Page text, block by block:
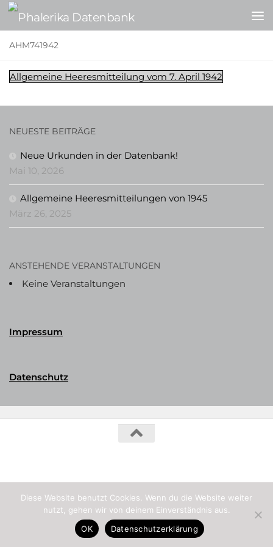
Zum Inhalt springen
AHM741942
Allgemeine Heeresmitteilung vom 7. April 1942
NEUESTE BEITRÄGE
Neue Urkunden in der Datenbank!
Mai 10, 2026
Allgemeine Heeresmitteilungen von 1945
März 26, 2025
ANSTEHENDE VERANSTALTUNGEN
Keine Veranstaltungen
Impressum
Datenschutz
Diese Website benutzt Cookies. Wenn du die Website weiter
nutzt, gehen wir von deinem Einverständnis aus.
OK
Datenschutzerklärung